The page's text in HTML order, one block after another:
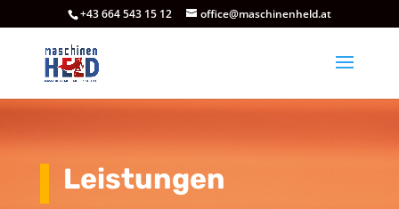
+43 664 543 15 12 office@maschinenheld.at
Leistungen